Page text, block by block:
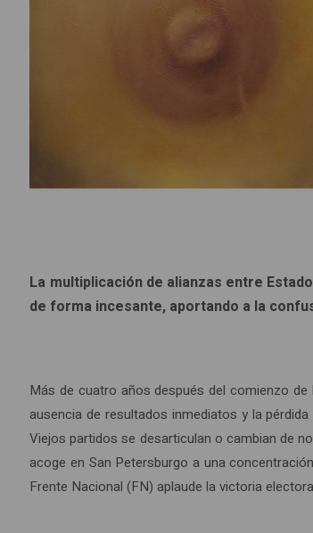
La multiplicación de alianzas entre
de forma incesante, aportando a la
Más de cuatro años después del comienzo
ausencia de resultados inmediatos y la
Viejos partidos se desarticulan o cambian de
acoge en San Petersburgo a una
Frente Nacional (FN) aplaude la victoria